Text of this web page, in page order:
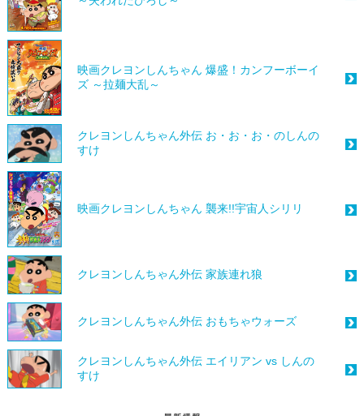
映画クレヨンしんちゃん 爆盛！カンフーボーイ
ズ ～拉麺大乱～
クレヨンしんちゃん外伝 お・お・お・のしんの
すけ
映画クレヨンしんちゃん 襲来!!宇宙人シリリ
クレヨンしんちゃん外伝 家族連れ狼
クレヨンしんちゃん外伝 おもちゃウォーズ
クレヨンしんちゃん外伝 エイリアン vs しんの
すけ